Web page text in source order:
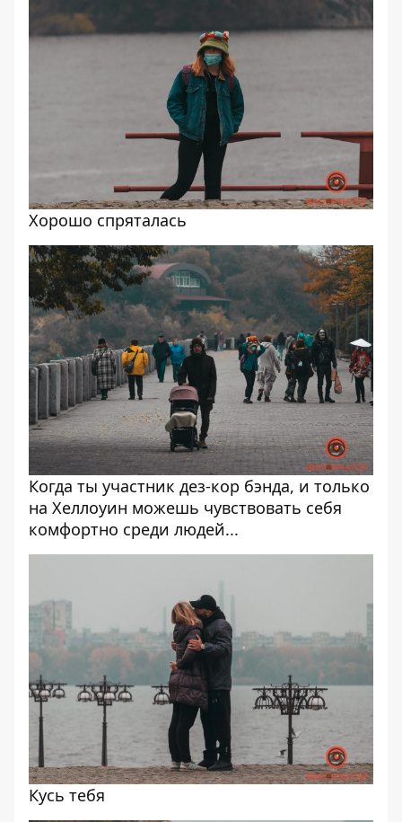
Хорошо спряталась
Когда ты участник дез-кор бэнда, и только
на Хеллоуин можешь чувствовать себя
комфортно среди людей...
Кусь тебя